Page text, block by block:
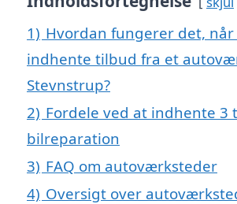
1) Hvordan fungerer det, når
indhente tilbud fra et
Stevnstrup?
2) Fordele ved at indhente 3
bilreparation
3) FAQ om autoværksteder
4) Oversigt over